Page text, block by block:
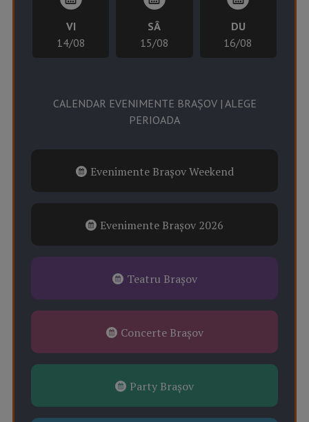
VI
14/08
SÂ
15/08
DU
16/08
CALENDAR EVENIMENTE BRAȘOV | ALEGE
PERIOADA
Evenimente Brașov Weekend
Evenimente Brașov 2026
Teatru Brașov
Concerte Brașov
Party Brașov